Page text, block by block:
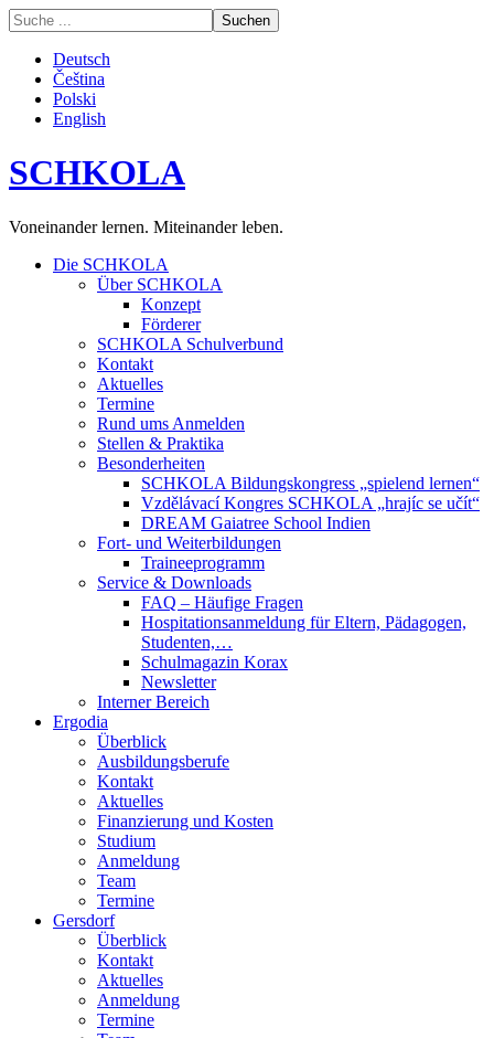
Deutsch
Čeština
Polski
English
SCHKOLA
Voneinander lernen. Miteinander leben.
Die SCHKOLA
Über SCHKOLA
Konzept
Förderer
SCHKOLA Schulverbund
Kontakt
Aktuelles
Termine
Rund ums Anmelden
Stellen & Praktika
Besonderheiten
SCHKOLA Bildungskongress „spielend lernen“
Vzdělávací Kongres SCHKOLA „hrajíc se učít“
DREAM Gaiatree School Indien
Fort- und Weiterbildungen
Traineeprogramm
Service & Downloads
FAQ – Häufige Fragen
Hospitationsanmeldung für Eltern, Pädagogen,
Studenten,…
Schulmagazin Korax
Newsletter
Interner Bereich
Ergodia
Überblick
Ausbildungsberufe
Kontakt
Aktuelles
Finanzierung und Kosten
Studium
Anmeldung
Team
Termine
Gersdorf
Überblick
Kontakt
Aktuelles
Anmeldung
Termine